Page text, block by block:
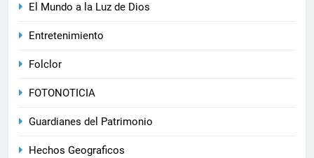
El Mundo a la Luz de Dios
Entretenimiento
Folclor
FOTONOTICIA
Guardianes del Patrimonio
Hechos Geograficos